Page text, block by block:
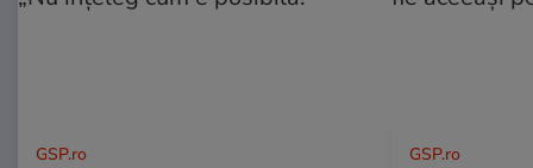
GSP.ro GSP.ro